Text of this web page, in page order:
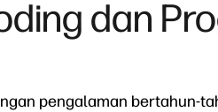
dan
pengalaman bertahun-